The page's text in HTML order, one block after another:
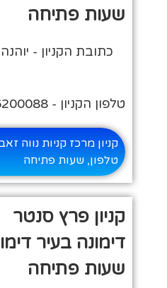
שעות פתיחה
טלפון הקניון - 08-6200088
קניון מרכז קניות נווה
טלפון, שעות פתיחה
קניון פרץ סנטר
דימונה בעיר
שעות פתיחה